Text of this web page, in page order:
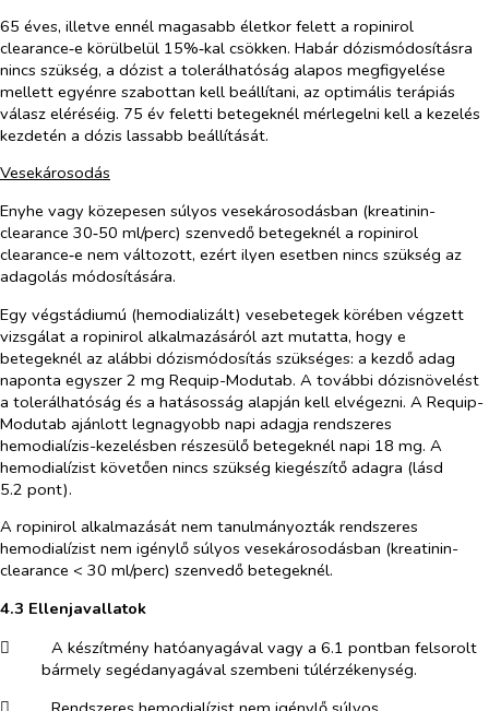
65 éves, illetve ennél magasabb életkor felett a ropinirol
clearance‑e körülbelül 15%‑kal csökken. Habár dózismódosításra
nincs szükség, a dózist a tolerálhatóság alapos megfigyelése
mellett egyénre szabottan kell beállítani, az optimális terápiás
válasz eléréséig. 75 év feletti betegeknél mérlegelni kell a kezelés
kezdetén a dózis lassabb beállítását.
Vesekárosodás
Enyhe vagy közepesen súlyos vesekárosodásban (kreatinin-
clearance 30‑50 ml/perc) szenvedő betegeknél a ropinirol
clearance‑e nem változott, ezért ilyen esetben nincs szükség az
adagolás módosítására.
Egy végstádiumú (hemodializált) vesebetegek körében végzett
vizsgálat a ropinirol alkalmazásáról azt mutatta, hogy e
betegeknél az alábbi dózismódosítás szükséges: a kezdő adag
naponta egyszer 2 mg Requip-Modutab. A további dózisnövelést
a tolerálhatóság és a hatásosság alapján kell elvégezni. A Requip-
Modutab ajánlott legnagyobb napi adagja rendszeres
hemodialízis-kezelésben részesülő betegeknél napi 18 mg. A
hemodialízist követően nincs szükség kiegészítő adagra (lásd
5.2 pont).
A ropinirol alkalmazását nem tanulmányozták rendszeres
hemodialízist nem igénylő súlyos vesekárosodásban (kreatinin-
clearance < 30 ml/perc) szenvedő betegeknél.
4.3 Ellenjavallatok
​
A készítmény hatóanyagával vagy a 6.1 pontban felsorolt
bármely segédanyagával szembeni túlérzékenység.